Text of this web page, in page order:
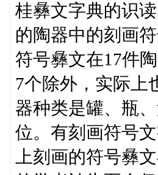
桂彝文字典的识
的陶器中的刻画
符号彝文在17件
7个除外，实际上
器种类是罐、瓶
位。有刻画符号
上刻画的符号彝